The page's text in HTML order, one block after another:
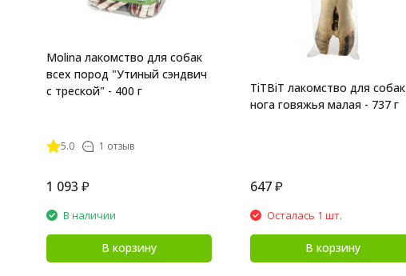
Molina лакомство для собак
всех пород "Утиный сэндвич
с треской" - 400 г
5.0 1 отзыв
1 093 ₽
В наличии
В корзину
TiTBiT лакомство для собак
нога говяжья малая - 737 г
647₽
Осталась 1 шт.
В корзину